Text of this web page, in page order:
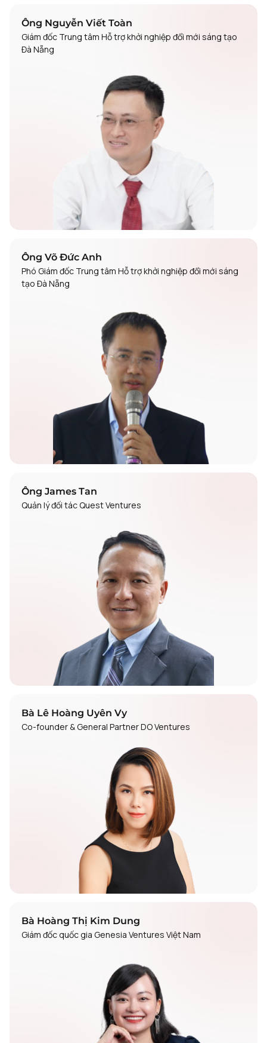
Ông Nguyễn Viết Toàn
Giám đốc Trung tâm Hỗ trợ khởi nghiệp đổi mới sáng tạo
Đà Nẵng
Ông Võ Đức Anh
Phó Giám đốc Trung tâm Hỗ trợ khởi nghiệp đổi mới sáng
tạo Đà Nẵng
Ông James Tan
Quản lý đối tác Quest Ventures
Bà Lê Hoàng Uyên Vy
Co-founder & General Partner DO Ventures
Bà Hoàng Thị Kim Dung
Giám đốc quốc gia Genesia Ventures Việt Nam